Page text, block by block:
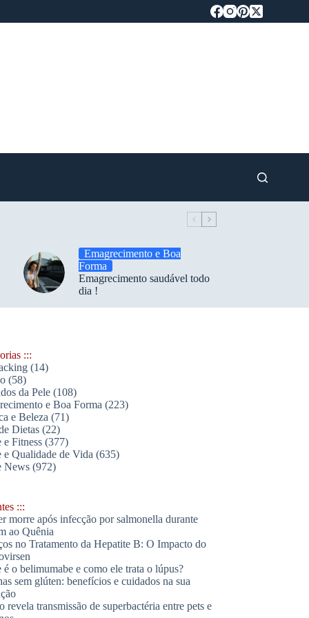
Emagrecimento e Boa
Forma
Emagrecimento saudável todo
dia !
:::
(14)
(58)
da Pele(108)
e Boa Forma (223)
e Beleza (71)
Dietas(22)
e Fitness(377)
e Qualidade de Vida (635)
News(972)
:::
morre após infecção por salmonella durante
ao Quênia
no Tratamento da Hepatite B: O Impacto do
é o belimumabe e como ele trata o lúpus?
sem glúten: benefícios e cuidados na sua
revela transmissão de superbactéria entre pets e